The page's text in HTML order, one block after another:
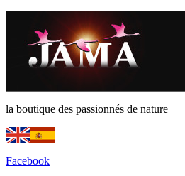
la boutique des passionnés de nature
Facebook